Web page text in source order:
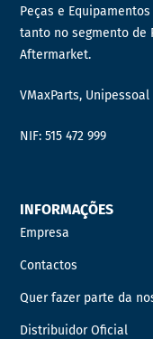
Peças e
tanto no segmento de
Aftermarket.
VMaxParts, Unipessoal
NIF: 515 472 999
INFORMAÇÕES
Empresa
Contactos
Quer fazer parte da
Distribuidor Oficial